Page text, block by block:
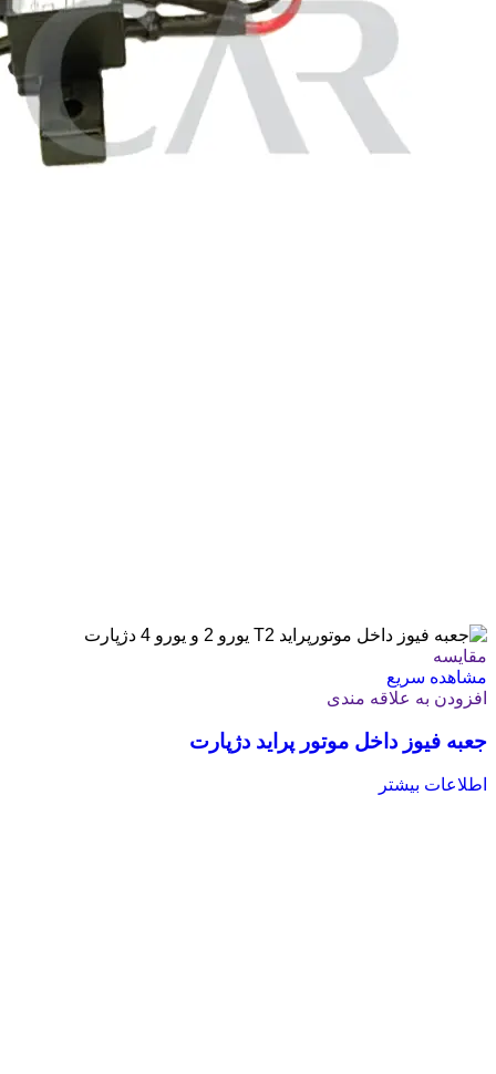
مقایسه
مشاهده سریع
افزودن به علاقه مندی
جعبه فیوز داخل موتور پراید دژپارت
اطلاعات بیشتر